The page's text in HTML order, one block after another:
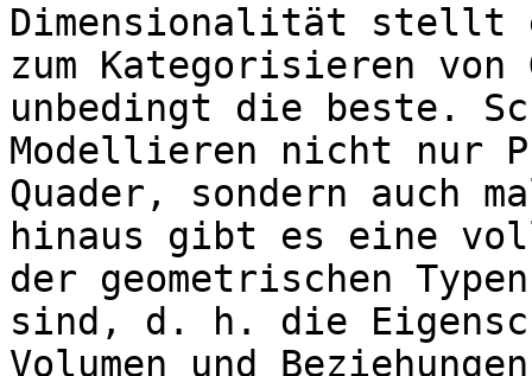
Dimensionalität stellt
zum Kategorisieren
unbedingt die beste.
Modellieren nicht nur
Quader, sondern auch
hinaus gibt es eine
der geometrischen
sind, d. h. die
Volumen und